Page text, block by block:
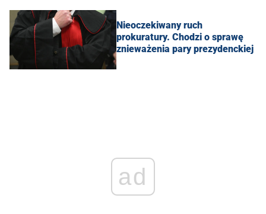
Nieoczekiwany ruch
prokuratury. Chodzi o sprawę
znieważenia pary prezydenckiej
ad